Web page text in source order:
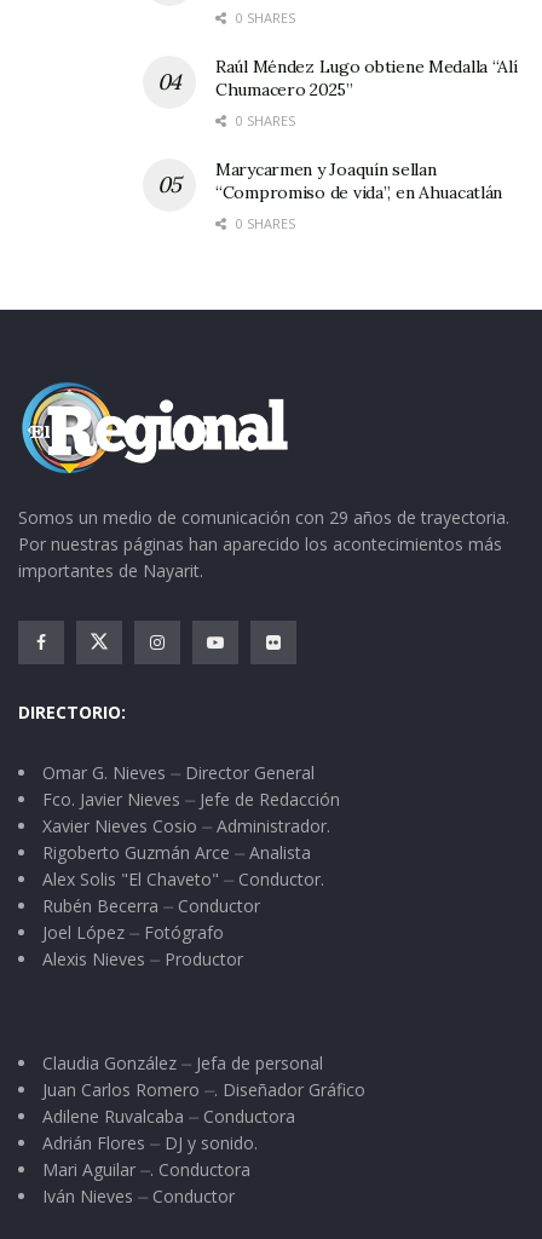
0 SHARES
Raúl Méndez Lugo obtiene Medalla “Alí
Chumacero 2025”
0 SHARES
Marycarmen y Joaquín sellan
“Compromiso de vida”, en Ahuacatlán
0 SHARES
Somos un medio de comunicación con 29 años de trayectoria.
Por nuestras páginas han aparecido los acontecimientos más
importantes de Nayarit.
DIRECTORIO:
Omar G. Nieves ⏤ Director General
Fco. Javier Nieves ⏤ Jefe de Redacción
Xavier Nieves Cosio ⏤ Administrador.
Rigoberto Guzmán Arce ⏤ Analista
Alex Solis "El Chaveto" ⏤ Conductor.
Rubén Becerra ⏤ Conductor
Joel López ⏤ Fotógrafo
Alexis Nieves ⏤ Productor
Claudia González ⏤ Jefa de personal
Juan Carlos Romero ⏤. Diseñador Gráfico
Adilene Ruvalcaba ⏤ Conductora
Adrián Flores ⏤ DJ y sonido.
Mari Aguilar ⏤. Conductora
Iván Nieves ⏤ Conductor